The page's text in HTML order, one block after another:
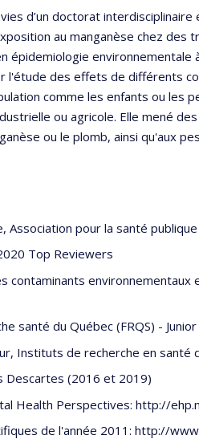
d’un doctorat interdisciplinaire
au manganèse chez des
épidemiologie environnementale
l'étude des effets de différents
comme les enfants ou les
ou agricole. Elle mené
ou le plomb, ainsi qu'aux
Association pour la santé
Top Reviewers
contaminants
santé du Québec (FRQS) -
Instituts de recherche en santé
Descartes (2016 et 2019)
Health Perspectives: http://
de l'année 2011: http://